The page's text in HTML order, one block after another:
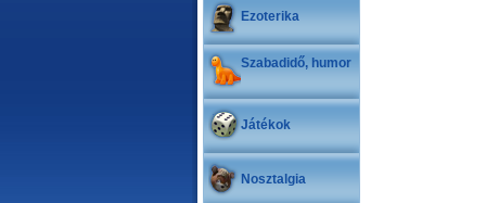
Ezoterika
Szabadidő, humor
Játékok
Nosztalgia